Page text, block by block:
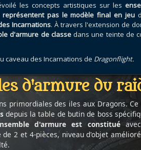
les concepts artistiques sur les
représentent pas le modèle final en jeu
Incarnations. À travers l'extension de
d'armure de classedans une teinte de
caveau des Incarnations de Dragonflight.
d'armure du
primordiales des iles aux Dragons.
depuis la table de butin de boss
d'armure est constitué
de 2 et 4-pièces, niveau d'objet